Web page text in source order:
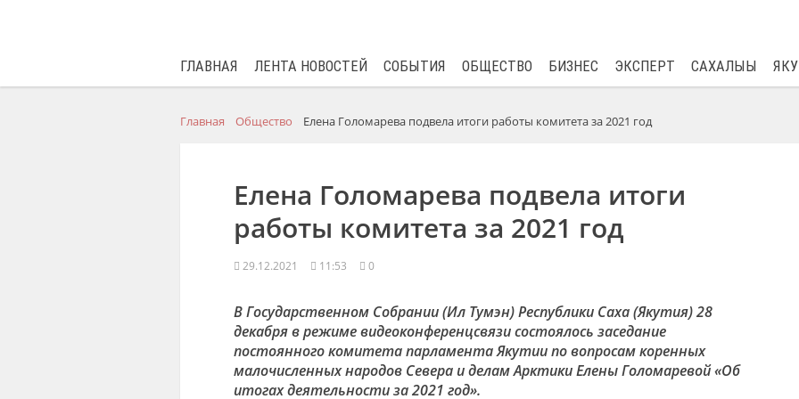
ГЛАВНАЯ ЛЕНТА НОВОСТЕЙ СОБЫТИЯ ОБЩЕСТВО БИЗНЕС ЭКСПЕРТ САХАЛЫЫ
Главная Общество Елена Голомарева подвела итоги работы комитета за 2021 год
Елена Голомарева подвела итоги
работы комитета за 2021 год
29.12.2021 11:53 0
В Государственном Собрании (Ил Тумэн) Республики Саха (Якутия) 28
декабря в режиме видеоконференцсвязи состоялось заседание
постоянного комитета парламента Якутии по вопросам коренных
малочисленных народов Севера и делам Арктики Елены Голомаревой «Об
итогах деятельности за 2021 год».